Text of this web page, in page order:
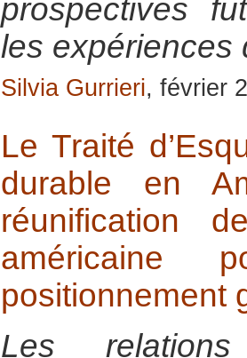
prospectives
les expériences
Silvia Gurrieri, février
Le Traité
durable en
réunification
américaine
positionnement
Les